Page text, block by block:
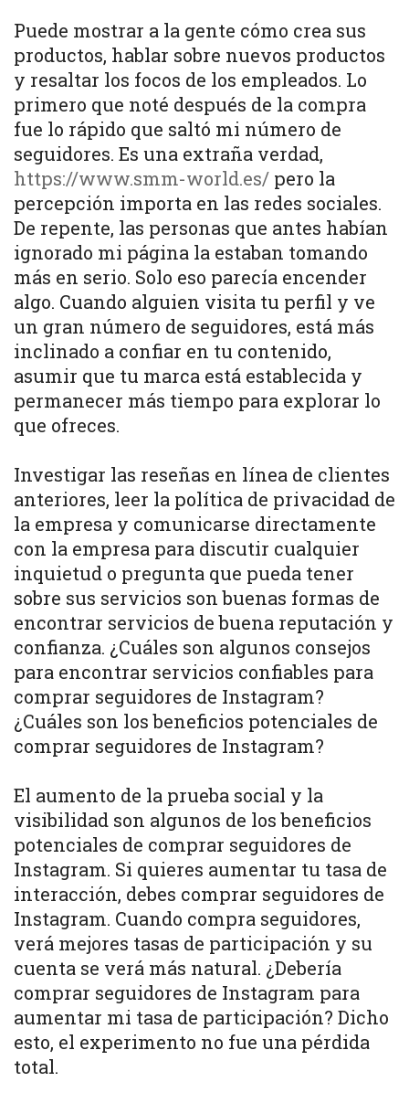
Puede mostrar a la gente cómo crea sus
productos, hablar sobre nuevos productos
y resaltar los focos de los empleados. Lo
primero que noté después de la compra
fue lo rápido que saltó mi número de
seguidores. Es una extraña verdad,
https://www.smm-world.es/ pero la
percepción importa en las redes sociales.
De repente, las personas que antes habían
ignorado mi página la estaban tomando
más en serio. Solo eso parecía encender
algo. Cuando alguien visita tu perfil y ve
un gran número de seguidores, está más
inclinado a confiar en tu contenido,
asumir que tu marca está establecida y
permanecer más tiempo para explorar lo
que ofreces.
Investigar las reseñas en línea de clientes
anteriores, leer la política de privacidad de
la empresa y comunicarse directamente
con la empresa para discutir cualquier
inquietud o pregunta que pueda tener
sobre sus servicios son buenas formas de
encontrar servicios de buena reputación y
confianza. ¿Cuáles son algunos consejos
para encontrar servicios confiables para
comprar seguidores de Instagram?
¿Cuáles son los beneficios potenciales de
comprar seguidores de Instagram?
El aumento de la prueba social y la
visibilidad son algunos de los beneficios
potenciales de comprar seguidores de
Instagram. Si quieres aumentar tu tasa de
interacción, debes comprar seguidores de
Instagram. Cuando compra seguidores,
verá mejores tasas de participación y su
cuenta se verá más natural. ¿Debería
comprar seguidores de Instagram para
aumentar mi tasa de participación? Dicho
esto, el experimento no fue una pérdida
total.